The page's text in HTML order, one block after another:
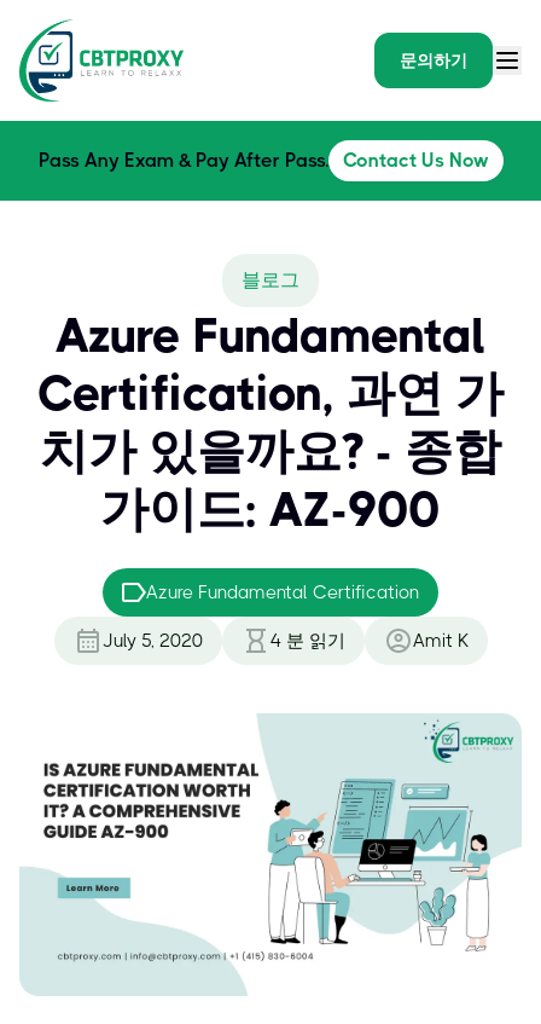
문의하기
Pass Any Exam & Pay After Pass. Contact Us Now
블로그
Azure Fundamental
Certification, 과연 가
치가 있을까요? - 종합
가이드: AZ-900
Azure Fundamental Certification
July 5, 2020 4 분 읽기 Amit K